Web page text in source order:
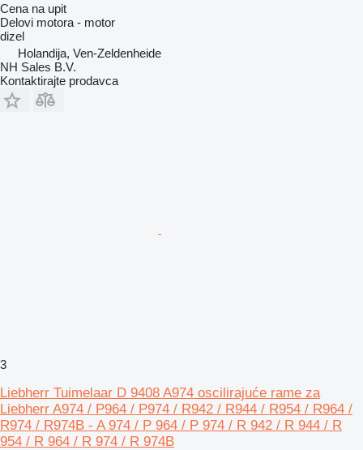
Cena na upit
Delovi motora - motor
dizel
Holandija, Ven-Zeldenheide
NH Sales B.V.
Kontaktirajte prodavca
3
Liebherr Tuimelaar D 9408 A974 oscilirajuće rame za
Liebherr A974 / P964 / P974 / R942 / R944 / R954 / R964 /
R974 / R974B - A 974 / P 964 / P 974 / R 942 / R 944 / R
954 / R 964 / R 974 / R 974B